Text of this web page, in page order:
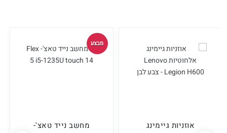
מבצע
מחשב נייד טאצ'-
אוזניות גיימינג